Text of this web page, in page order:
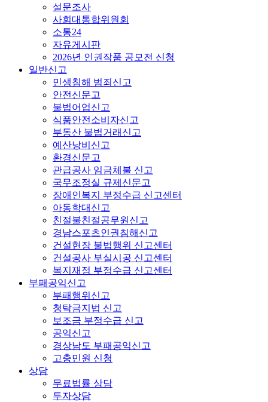
설문조사
사회대통합위원회
소통24
자유게시판
2026년 인권작품 공모전 신청
일반신고
민생침해 범죄신고
안전신문고
불법어업신고
식품안전소비자신고
부동산 불법거래신고
예산낭비신고
환경신문고
관급공사 임금체불 신고
국무조정실 규제신문고
장애인복지 부정수급 신고센터
아동학대신고
친절불친절공무원신고
경남스포츠인권침해신고
건설현장 불법행위 신고센터
건설공사 부실시공 신고센터
복지재정 부정수급 신고센터
부패공익신고
부패행위신고
청탁금지법 신고
보조금 부정수급 신고
공익신고
경상남도 부패공익신고
고충민원 신청
상담
무료법률 상담
투자상담